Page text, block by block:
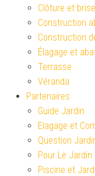
Clôture et
Construction
Construction
Élagage et
Terrasse
Véranda
Partenaires
Guide Jardin
Elagage et
Question
Pour Le Jardin
Piscine et